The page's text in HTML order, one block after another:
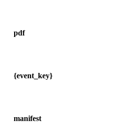
pdf
{event_key}
manifest